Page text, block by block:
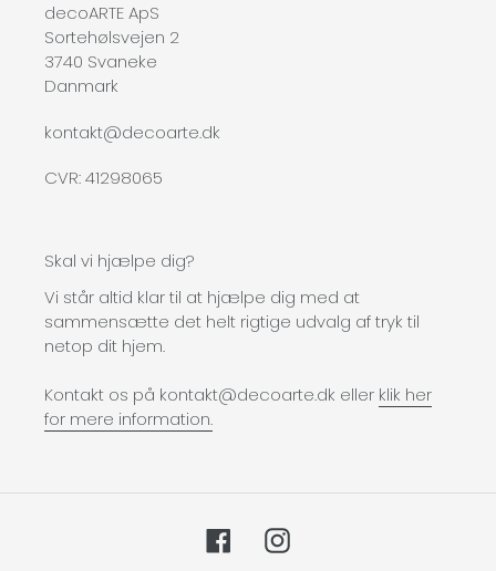
decoARTE ApS
Sortehølsvejen 2
3740 Svaneke
Danmark
kontakt@decoarte.dk
CVR: 41298065
Skal vi hjælpe dig?
Vi står altid klar til at hjælpe dig med at
sammensætte det helt rigtige udvalg af tryk til
netop dit hjem.
Kontakt os på kontakt@decoarte.dk eller klik her
for mere information.
FacebookInstagram